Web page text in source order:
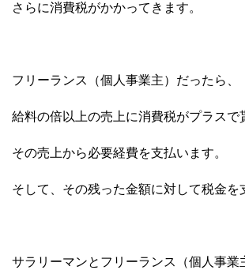
さらに消費税がかかってきます。
フリーランス（個人事業主）だったら、
給料の倍以上の売上に消費税がプラスで
その売上から必要経費を支払います。
そして、その残った金額に対して税金を
サラリーマンとフリーランス（個人事業